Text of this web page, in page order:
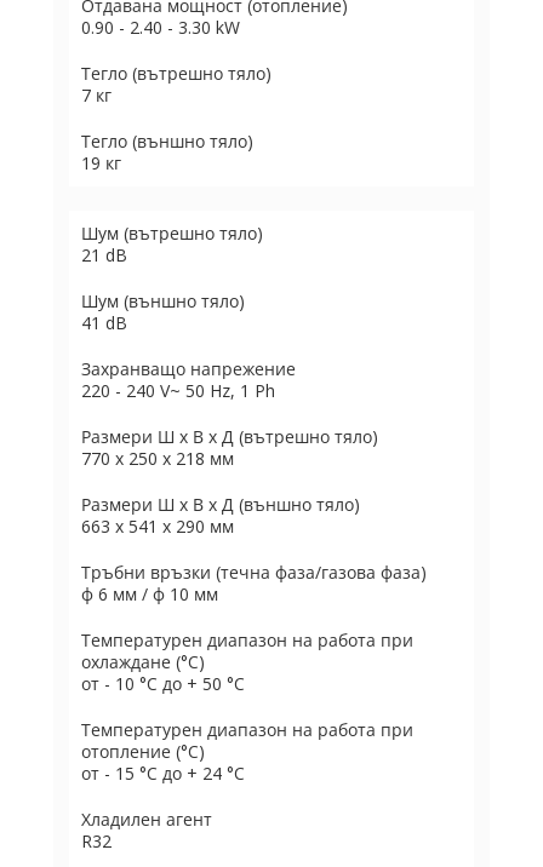
Отдавана мощност (отопление)
0.90 - 2.40 - 3.30 kW
Тегло (вътрешно тяло)
7 кг
Тегло (външно тяло)
19 кг
Шум (вътрешно тяло)
21 dB
Шум (външно тяло)
41 dB
Захранващо напрежение
220 - 240 V~ 50 Hz, 1 Ph
Размери Ш х В х Д (вътрешно тяло)
770 x 250 x 218 мм
Размери Ш х В х Д (външно тяло)
663 x 541 x 290 мм
Тръбни връзки (течна фаза/газова фаза)
ф 6 мм / ф 10 мм
Температурен диапазон на работа при
охлаждане (°C)
от - 10 °C до + 50 °C
Температурен диапазон на работа при
отопление (°C)
от - 15 °C до + 24 °C
Хладилен агент
R32